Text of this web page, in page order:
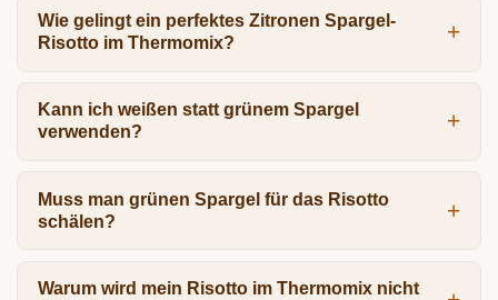
Wie gelingt ein perfektes Zitronen Spargel-
Risotto im Thermomix?
Kann ich weißen statt grünem Spargel
verwenden?
Muss man grünen Spargel für das Risotto
schälen?
Warum wird mein Risotto im Thermomix nicht